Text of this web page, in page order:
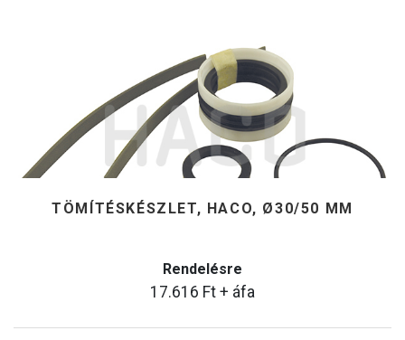
TÖMÍTÉSKÉSZLET, HACO, Ø30/50 MM
Rendelésre
17.616 Ft + áfa